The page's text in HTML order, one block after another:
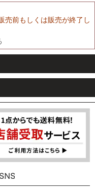
売前もしくは販売が終了し